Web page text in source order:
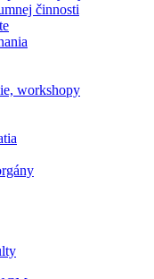
činnosti
workshopy